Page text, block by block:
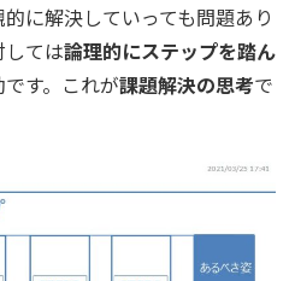
に解決していっても問題あり
ては論理的にステップを踏ん
す。これが課題解決の思考で